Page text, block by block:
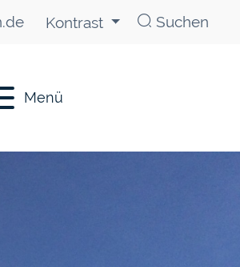
Kontrast Suchen
Menü